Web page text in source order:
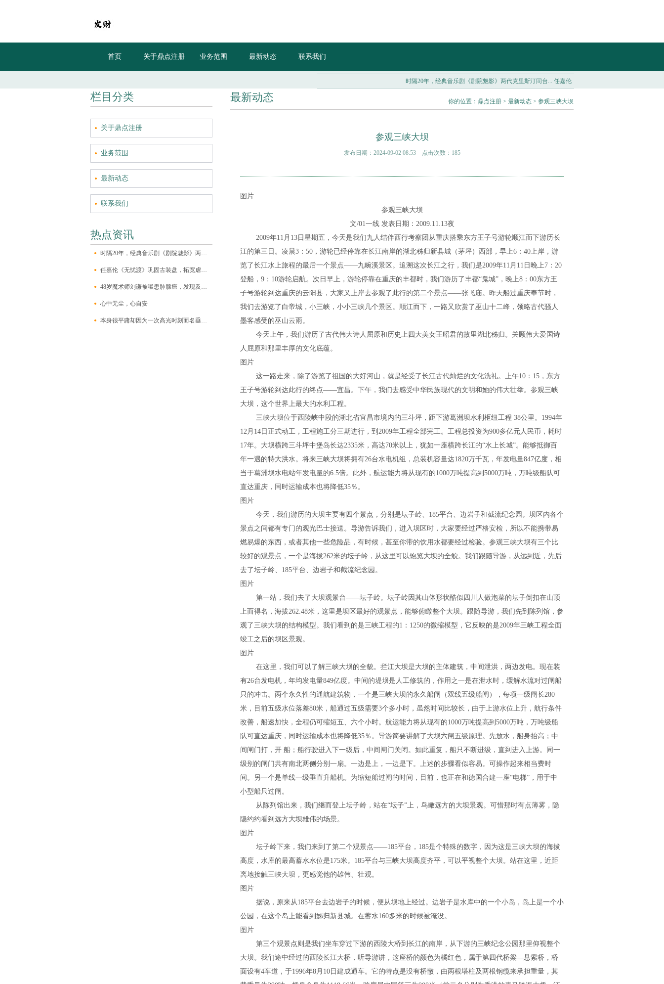
首页 关于鼎点注册 业务范围 最新动态 联系我们
时隔20年，经典音乐剧《剧院魅影》两代克里斯汀同台... 任嘉伦《无忧渡》巩固古装盘，拓宽虐恋悬疑新戏路
栏目分类
关于鼎点注册
业务范围
最新动态
联系我们
热点资讯
时隔20年，经典音乐剧《剧院魅影》两代克里斯汀同台
任嘉伦《无忧渡》巩固古装盘，拓宽虐恋悬疑新戏路
48岁魔术师刘谦被曝患肺腺癌，发现及时已做手术，有家族遗传史
心中无尘，心自安
本身很平庸却因为一次高光时刻而名垂千古的史上十二大牛人！_张飞_岳飞_隗顺
最新动态 你的位置： 鼎点注册 > 最新动态 > 参观三峡大坝
参观三峡大坝
发布日期：2024-09-02 08:53 点击次数：185
图片
参观三峡大坝
文/01一线 发表日期：2009.11.13夜
2009年11月13日星期五，今天是我们九人结伴西行考察团从重庆搭乘东方王子号游轮顺江而下游历长
江的第三日。凌晨3：50，游轮已经停靠在长江南岸的湖北秭归新县城（茅坪）西部，早上6：40上岸，游
览了长江水上旅程的最后一个景点――九畹溪景区。追溯这次长江之行，我们是2009年11月11日晚上7：20
登船，9：10游轮启航。次日早上，游轮停靠在重庆的丰都时，我们游历了丰都“鬼城”，晚上8：00东方王
子号游轮到达重庆的云阳县，大家又上岸去参观了此行的第二个景点――张飞庙。昨天船过重庆奉节时，
我们去游览了白帝城，小三峡，小小三峡几个景区。顺江而下，一路又欣赏了巫山十二峰，领略古代骚人
墨客感受的巫山云雨。
今天上午，我们游历了古代伟大诗人屈原和历史上四大美女王昭君的故里湖北秭归。关顾伟大爱国诗
人屈原和那里丰厚的文化底蕴。
图片
这一路走来，除了游览了祖国的大好河山，就是经受了长江古代灿烂的文化洗礼。上午10：15，东方
王子号游轮到达此行的终点――宜昌。下午，我们去感受中华民族现代的文明和她的伟大壮举。参观三峡
大坝，这个世界上最大的水利工程。
三峡大坝位于西陵峡中段的湖北省宜昌市境内的三斗坪，距下游葛洲坝水利枢纽工程 38公里。1994年
12月14日正式动工，工程施工分三期进行，到2009年工程全部完工。工程总投资为900多亿元人民币，耗时
17年。大坝横跨三斗坪中堡岛长达2335米，高达70米以上，犹如一座横跨长江的“水上长城”。能够抵御百
年一遇的特大洪水。将来三峡大坝将拥有26台水电机组，总装机容量达1820万千瓦，年发电量847亿度，相
当于葛洲坝水电站年发电量的6.5倍。此外，航运能力将从现有的1000万吨提高到5000万吨，万吨级船队可
直达重庆，同时运输成本也将降低35％。
图片
今天，我们游历的大坝主要有四个景点，分别是坛子岭、185平台、边岩子和截流纪念园。坝区内各个
景点之间都有专门的观光巴士接送。导游告诉我们，进入坝区时，大家要经过严格安检，所以不能携带易
燃易爆的东西，或者其他一些危险品，有时候，甚至你带的饮用水都要经过检验。参观三峡大坝有三个比
较好的观景点，一个是海拔262米的坛子岭，从这里可以饱览大坝的全貌。我们跟随导游，从远到近，先后
去了坛子岭、185平台、边岩子和截流纪念园。
图片
第一站，我们去了大坝观景台――坛子岭。坛子岭因其山体形状酷似四川人做泡菜的坛子倒扣在山顶
上而得名，海拔262.48米，这里是坝区最好的观景点，能够俯瞰整个大坝。跟随导游，我们先到陈列馆，参
观了三峡大坝的结构模型。我们看到的是三峡工程的1：1250的微缩模型，它反映的是2009年三峡工程全面
竣工之后的坝区景观。
图片
在这里，我们可以了解三峡大坝的全貌。拦江大坝是大坝的主体建筑，中间泄洪，两边发电。现在装
有26台发电机，年均发电量849亿度。中间的堤坝是人工修筑的，作用之一是在泄水时，缓解水流对过闸船
只的冲击。两个永久性的通航建筑物，一个是三峡大坝的永久船闸（双线五级船闸），每项一级闸长280
米，目前五级水位落差80米，船通过五级需要3个多小时，虽然时间比较长，由于上游水位上升，航行条件
改善，船速加快，全程仍可缩短五、六个小时。航运能力将从现有的1000万吨提高到5000万吨，万吨级船
队可直达重庆，同时运输成本也将降低35％。导游简要讲解了大坝六闸五级原理。先放水，船身抬高；中
间闸门打，开 船；船行驶进入下一级后，中间闸门关闭。如此重复，船只不断进级，直到进入上游。同一
级别的闸门共有南北两侧分别一扇。一边是上，一边是下。上述的步骤看似容易。可操作起来相当费时
间。另一个是单线一级垂直升船机。为缩短船过闸的时间，目前，也正在和德国合建一座“电梯”，用于中
小型船只过闸。
从陈列馆出来，我们继而登上坛子岭，站在“坛子”上，鸟瞰远方的大坝景观。可惜那时有点薄雾，隐
隐约约看到远方大坝雄伟的场景。
图片
坛子岭下来，我们来到了第二个观景点――185平台，185是个特殊的数字，因为这是三峡大坝的海拔
高度，水库的最高蓄水水位是175米。185平台与三峡大坝高度齐平，可以平视整个大坝。站在这里，近距
离地接触三峡大坝，更感觉他的雄伟、壮观。
图片
据说，原来从185平台去边岩子的时候，便从坝地上经过。边岩子是水库中的一个小岛，岛上是一个小
公园，在这个岛上能看到姊归新县城。在蓄水160多米的时候被淹没。
图片
第三个观景点则是我们坐车穿过下游的西陵大桥到长江的南岸，从下游的三峡纪念公园那里仰视整个
大坝。我们途中经过的西陵长江大桥，听导游讲，这座桥的颜色为橘红色，属于第四代桥梁—悬索桥，桥
面设有4车道，于1996年8月10日建成通车。它的特点是没有桥憞，由两根塔柱及两根钢缆来承担重量，其